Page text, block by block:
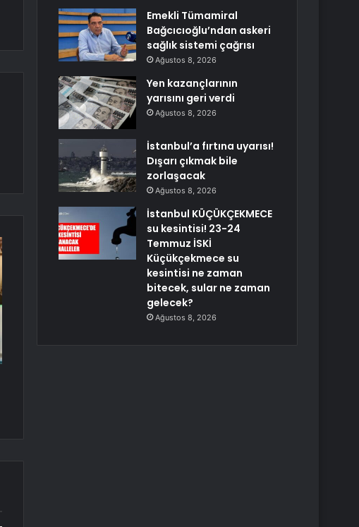
Emekli Tümamiral
Bağcıcıoğlu’ndan askeri
sağlık sistemi çağrısı
Ağustos 8, 2026
Yen kazançlarının
yarısını geri verdi
Ağustos 8, 2026
İstanbul’a fırtına uyarısı!
Dışarı çıkmak bile
zorlaşacak
Ağustos 8, 2026
İstanbul KÜÇÜKÇEKMECE
su kesintisi! 23-24
Temmuz İSKİ
Küçükçekmece su
kesintisi ne zaman
bitecek, sular ne zaman
gelecek?
Ağustos 8, 2026